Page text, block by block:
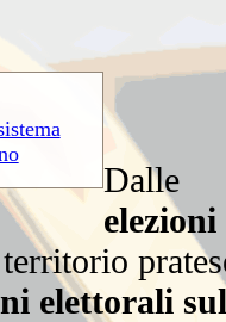
Dalle
elettorali